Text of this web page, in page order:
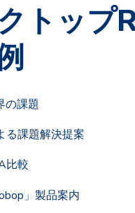
トップ
の課題
る課題解決提案
比較
」製品案内